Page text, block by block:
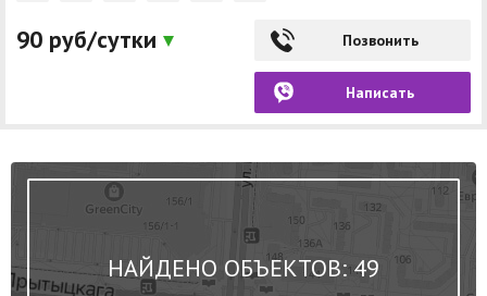
90 руб/сутки Позвонить
Написать
НАЙДЕНО ОБЪЕКТОВ: 49